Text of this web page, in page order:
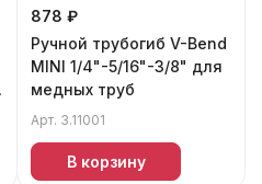
878 ₽
Ручной трубогиб V-Bend
MINI 1/4"-5/16"-3/8" для
медных труб
Арт. 3.11001
В корзину